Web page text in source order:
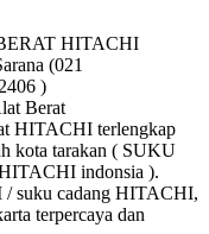
HITACHI
(021
)
Berat
HITACHI terlengkap
kota tarakan ( SUKU
indonsia ).
suku cadang HITACHI,
terpercaya dan